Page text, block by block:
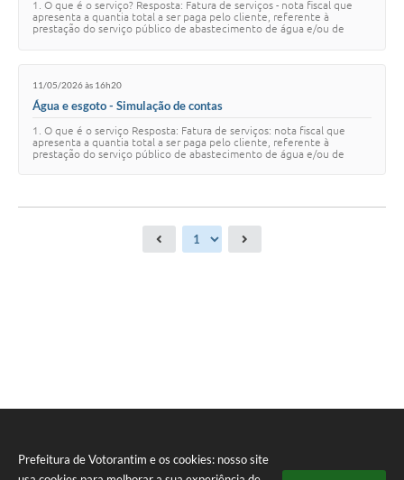
Prefeitura de Votorantim e os cookies: nosso site
1. O que é o serviço? Resposta: Fatura de serviços - nota fiscal que
apresenta a quantia total a ser paga pelo cliente, referente à
prestação do serviço público de abastecimento de água e/ou de
11/05/2026 às 16h20
Água e esgoto - Simulação de contas
1. O que é o serviço Resposta: Fatura de serviços: nota fiscal que
apresenta a quantia total a ser paga pelo cliente, referente à
prestação do serviço público de abastecimento de água e/ou de